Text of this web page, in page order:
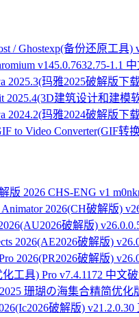
版 2026 CHS-ENG v1
Animator 2026(CH破解版)
破解版)
2026(AE2026破解版)
2026(PR2026破解版)
工具) Pro v7.4.1172 中文
珊瑚の海集合精简优化
破解版)